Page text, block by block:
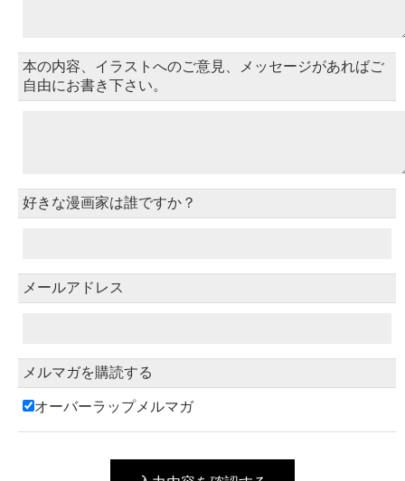
本の内容、イラストへのご意見、メッセージがあればご
自由にお書き下さい。
好きな漫画家は誰ですか？
メールアドレス
メルマガを購読する
オーバーラップメルマガ